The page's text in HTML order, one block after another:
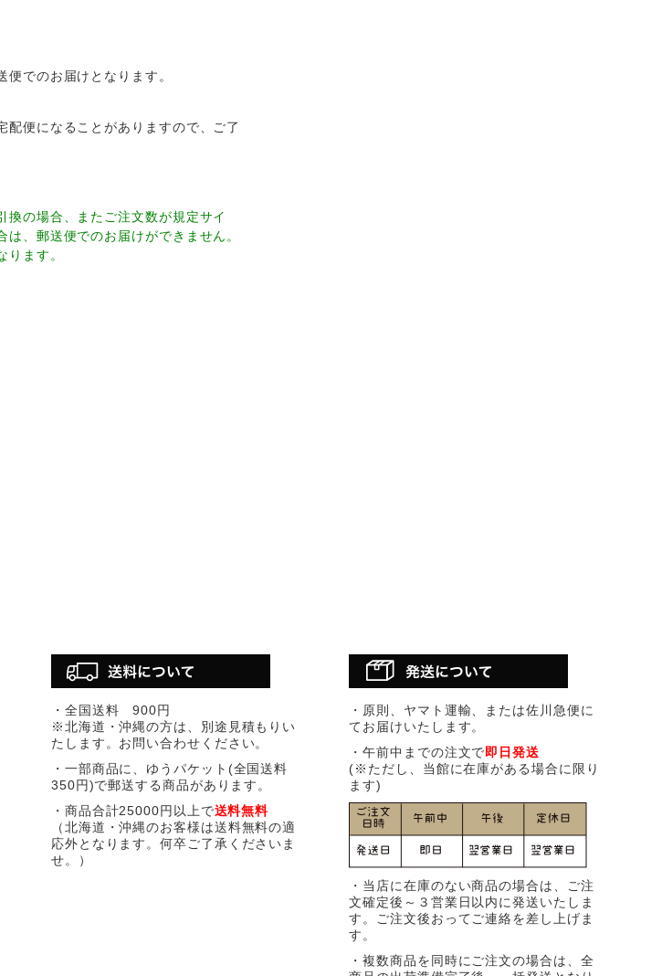
便でのお届けとなります。
配便になることがありますので、ご了
換の場合、またご注文数が規定サイ
は、郵送便でのお届けができません。
ります。
・全国送料 900円
※北海道・沖縄の方は、別途見積もりい
たします。お問い合わせください。
・一部商品に、ゆうパケット(全国送料
350円)で郵送する商品があります。
・商品合計25000円以上で送料無料
（北海道・沖縄のお客様は送料無料の適
応外となります。何卒ご了承くださいま
せ。）
・原則、ヤマト運輸、または佐川急便に
てお届けいたします。
・午前中までの注文で即日発送
(※ただし、当館に在庫がある場合に限り
ます)
・当店に在庫のない商品の場合は、ご注
文確定後～３営業日以内に発送いたしま
す。ご注文後おってご連絡を差し上げま
す。
・複数商品を同時にご注文の場合は、全